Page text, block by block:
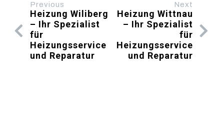
Previous
Heizung Wiliberg
– Ihr Spezialist
für
Heizungsservice
und Reparatur
Next
Heizung Wittnau
– Ihr Spezialist
für
Heizungsservice
und Reparatur